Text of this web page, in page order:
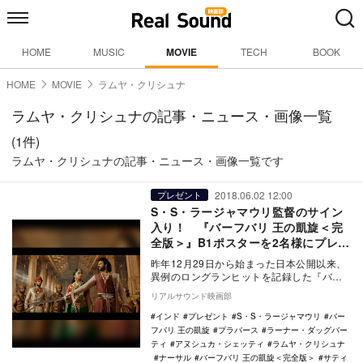
HOME MUSIC MOVIE TECH BOOK
HOME MOVIE ラムヤ・クリシュナ
ラムヤ・クリシュナの記事・ニュース・画像一覧
(1件)
ラムヤ・クリシュナの記事・ニュース・画像一覧です
プレゼント 2018.06.02 12:00
S・S・ラージャマウリ監督のサイン
入り！ 『バーフバリ 王の凱旋＜完
全版＞』B1ポスターを2名様にプレゼ
ント
昨年12月29日から始まった日本公開以来、
異例のロングランヒットを記録した『バー
フバリ 王の凱旋』が、6月1日より『バーフ
バリ …
リアルサウンド映画部
インド
プレゼント S・S・ラージャマウリ
バー
フバリ 王の凱旋
プラバース
ラーナー・ダッグバー
ティ
アヌシュカ・シェッティ
ラムヤ・クリシュナ
ナーサル
バーフバリ 王の凱旋＜完全版＞
サティ